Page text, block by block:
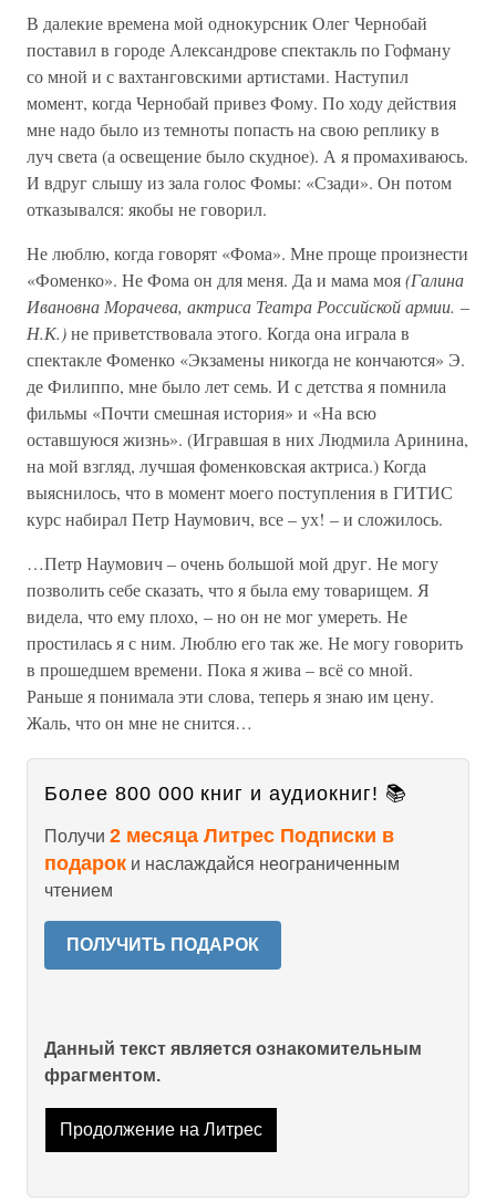
В далекие времена мой однокурсник Олег Чернобай
поставил в городе Александрове спектакль по Гофману
со мной и с вахтанговскими артистами. Наступил
момент, когда Чернобай привез Фому. По ходу действия
мне надо было из темноты попасть на свою реплику в
луч света (а освещение было скудное). А я промахиваюсь.
И вдруг слышу из зала голос Фомы: «Сзади». Он потом
отказывался: якобы не говорил.
Не люблю, когда говорят «Фома». Мне проще произнести
«Фоменко». Не Фома он для меня. Да и мама моя(Галина
Ивановна Морачева, актриса Театра Российской армии. –
Н.К.)не приветствовала этого. Когда она играла в
спектакле Фоменко «Экзамены никогда не кончаются» Э.
де Филиппо, мне было лет семь. И с детства я помнила
фильмы «Почти смешная история» и «На всю
оставшуюся жизнь». (Игравшая в них Людмила Аринина,
на мой взгляд, лучшая фоменковская актриса.) Когда
выяснилось, что в момент моего поступления в ГИТИС
курс набирал Петр Наумович, все – ух! – и сложилось.
…Петр Наумович – очень большой мой друг. Не могу
позволить себе сказать, что я была ему товарищем. Я
видела, что ему плохо, – но он не мог умереть. Не
простилась я с ним. Люблю его так же. Не могу говорить
в прошедшем времени. Пока я жива – всё со мной.
Раньше я понимала эти слова, теперь я знаю им цену.
Жаль, что он мне не снится…
Более 800 000 книг и аудиокниг! 📚
Получи 2 месяца Литрес Подписки в
подарок и наслаждайся неограниченным
чтением
ПОЛУЧИТЬ ПОДАРОК
Данный текст является ознакомительным
фрагментом.
Продолжение на Литрес